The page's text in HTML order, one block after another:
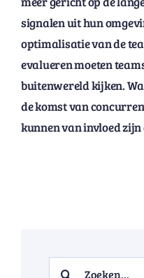
signalen uit hun
optimalisatie van de
evalueren moeten
buitenwereld kijken.
de komst van
kunnen van invloed
Search